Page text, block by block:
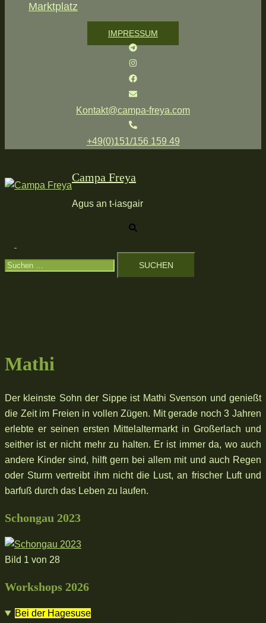
Marktplatz
IMPRESSUM
Kontakt@campa-freya.com
+49(0)151/156 159 49
Campa Freya
Agus an t-iasgair
umschalten
Suchen
nach:
Mathi
Der kleinste Sohn der Sippe ist Mathi Svenson und genießt
die Zeit im Freien in vollen Zügen. Mit gerade noch 3 Jahren
erlebte er seinen ersten Mittelaltermarkt in Großerlach und
seither ist er nicht mehr zu halten. Er ist immer da, wo auch
andere Kinder sind, hilft gern bei allem mit und auch Regen
oder Sturm vertreibt ihm nicht die Lust, an frischer Luft und
barfuß durch das Leben zu laufen.
Schongau 2023
Bild 1 von 28
Workshops 2026
Bei der Hagesuse